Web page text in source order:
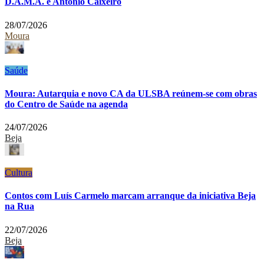
28/07/2026
Moura
Saúde
Moura: Autarquia e novo CA da ULSBA reúnem-se com obras
do Centro de Saúde na agenda
24/07/2026
Beja
Cultura
Contos com Luís Carmelo marcam arranque da iniciativa Beja
na Rua
22/07/2026
Beja